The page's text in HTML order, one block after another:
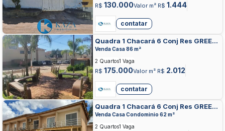
R$ 130.000Valor m² R$ 1.444
contatar
Quadra 1 Chacará 6 Conj Res GREEN
PARK II, IPIRANGA, VALPARAISO DE
Venda Casa 86 m²
R$ 175.000Valor m² R$ 2.012
2 Quartos1 Vaga
contatar
Quadra 1 Chacará 6 Conj Res GREEN
PARK II, IPIRANGA, VALPARAISO DE
Venda Casa Condominio 62 m²
2 Quartos1 Vaga